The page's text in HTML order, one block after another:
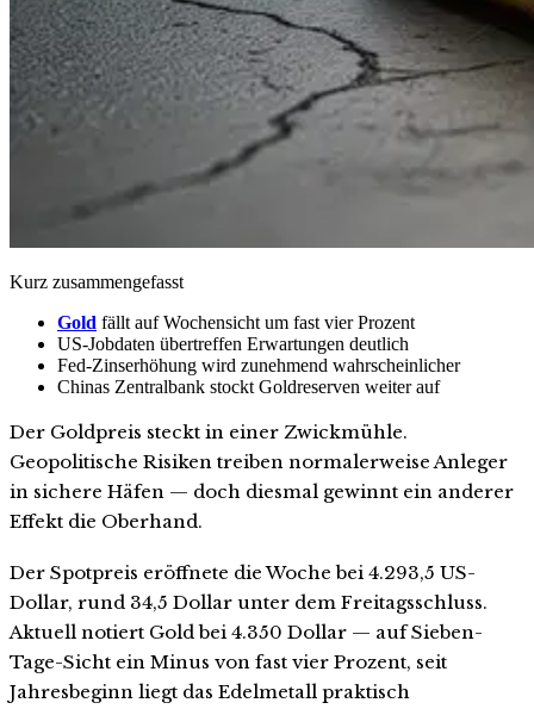
Kurz zusammengefasst
Gold fällt auf Wochensicht um fast vier Prozent
US-Jobdaten übertreffen Erwartungen deutlich
Fed-Zinserhöhung wird zunehmend wahrscheinlicher
Chinas Zentralbank stockt Goldreserven weiter auf
Der Goldpreis steckt in einer Zwickmühle.
Geopolitische Risiken treiben normalerweise Anleger
in sichere Häfen — doch diesmal gewinnt ein anderer
Effekt die Oberhand.
Der Spotpreis eröffnete die Woche bei 4.293,5 US-
Dollar, rund 34,5 Dollar unter dem Freitagsschluss.
Aktuell notiert Gold bei 4.350 Dollar — auf Sieben-
Tage-Sicht ein Minus von fast vier Prozent, seit
Jahresbeginn liegt das Edelmetall praktisch